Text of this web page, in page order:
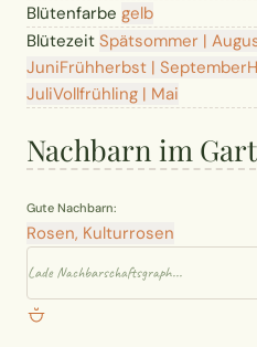
Blütenfarbe gelb
Blütezeit Spätsommer |
JuniFrühherbst | September
JuliVollfrühling | Mai
Nachbarn im
Gute Nachbarn:
Rosen, Kulturrosen
Lade Nachbarschaftsgraph...